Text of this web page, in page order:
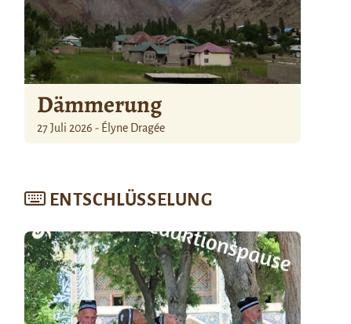
Dämmerung
27 Juli 2026 - Élyne Dragée
ENTSCHLÜSSELUNG